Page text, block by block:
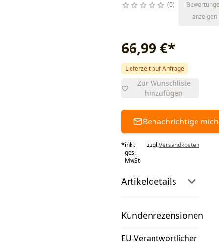
0
anzeigen
66,99 €*
Lieferzeit auf Anfrage
Zur Wunschliste
hinzufügen
Benachrichtige mich
*inkl.
ges.
MwSt
zzgl.Versandkosten
Artikeldetails
Kundenrezensionen
EU-Verantwortlicher